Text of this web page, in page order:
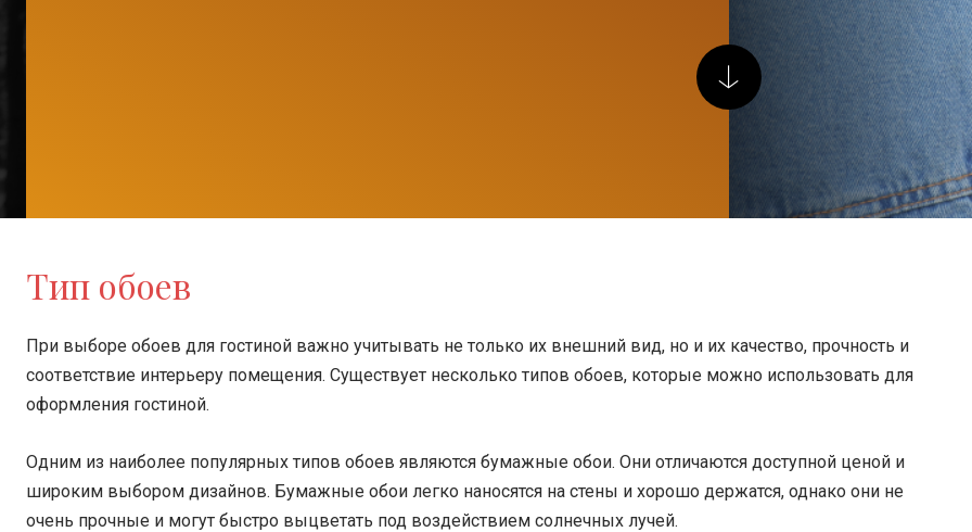
Тип обоев
При выборе обоев для гостиной важно учитывать не только их внешний вид, но и их качество, прочность и
соответствие интерьеру помещения. Существует несколько типов обоев, которые можно использовать для
оформления гостиной.
Одним из наиболее популярных типов обоев являются бумажные обои. Они отличаются доступной ценой и
широким выбором дизайнов. Бумажные обои легко наносятся на стены и хорошо держатся, однако они не
очень прочные и могут быстро выцветать под воздействием солнечных лучей.